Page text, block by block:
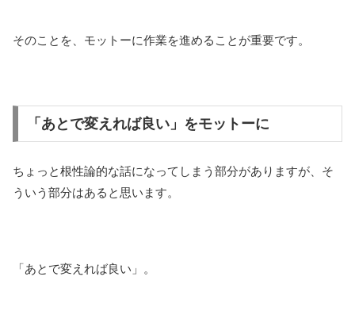
そのことを、モットーに作業を進めることが重要です。
「あとで変えれば良い」をモットーに
ちょっと根性論的な話になってしまう部分がありますが、そ
ういう部分はあると思います。
「あとで変えれば良い」。